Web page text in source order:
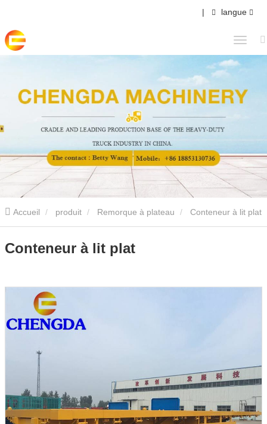
| langue
Accueil produit Remorque à plateau Conteneur à lit plat
Conteneur à lit plat